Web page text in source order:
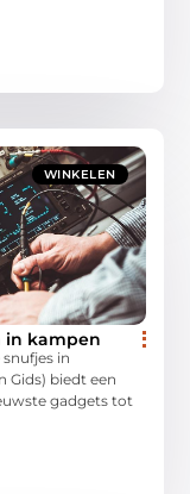
WINKELEN
in kampen
in
Gids) biedt een
gadgets tot